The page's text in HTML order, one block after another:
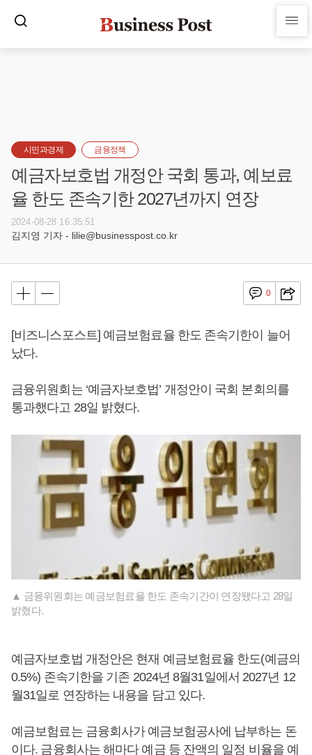
시민과경제 금융정책
예금자보호법 개정안 국회 통과, 예보료
율 한도 존속기한 2027년까지 연장
2024-08-28 16:35:51
김지영 기자 - lilie@businesspost.co.kr
0
[비즈니스포스트] 예금보험료율 한도 존속기한이 늘어
났다.
금융위원회는 ‘예금자보호법’ 개정안이 국회 본회의를
통과했다고 28일 밝혔다.
▲ 금융위원회는 예금보험료율 한도 존속기간이 연장됐다고 28일
밝혔다.
예금자보호법 개정안은 현재 예금보험료율 한도(예금의
0.5%) 존속기한을 기존 2024년 8월31일에서 2027년 12
월31일로 연장하는 내용을 담고 있다.
예금보험료는 금융회사가 예금보험공사에 납부하는 돈
이다. 금융회사는 해마다 예금 등 잔액의 일정 비율을 예